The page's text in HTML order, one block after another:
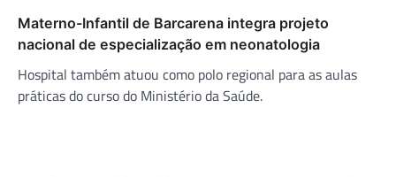
Materno-Infantil de Barcarena integra projeto
nacional de especialização em neonatologia
Hospital também atuou como polo regional para as aulas
práticas do curso do Ministério da Saúde.